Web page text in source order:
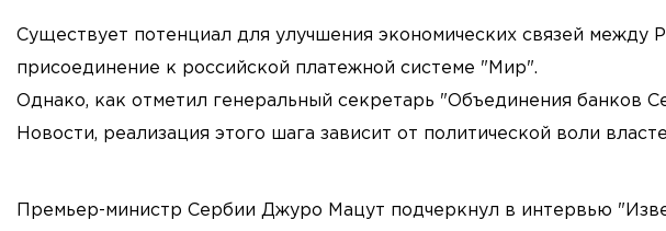
Существует потенциал для улучшения экономических связей между
присоединение к российской платежной системе "Мир".
Однако, как отметил генеральный секретарь "Объединения банков
Новости, реализация этого шага зависит от политической воли
Премьер-министр Сербии Джуро Мацут подчеркнул в интервью